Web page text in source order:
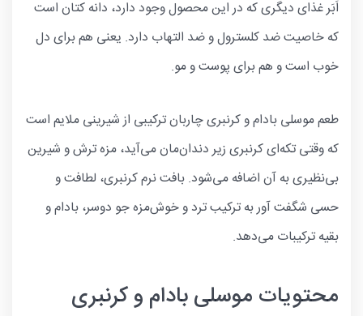
اَبَر غذای دیگری که در این محصول وجود دارد، دانه کتان است
که خاصیت ضد کلسترول و ضد التهاب دارد. یعنی هم برای دل
خوب است و هم برای پوست و مو.
طعم موسلی بادام و کرنبری چاربان ترکیبی از شیرینی ملایم است
که وقتی تکه‌ای کرنبری زیر دندان‌مان می‌آید، مزه ترش و شیرین
بی‌نظیری به آن اضافه می‌شود. بافت نرم کرنبری،‌ لطافت و
حسی شگفت آور به ترکیب ترد و خوش‌مزه جو دوسر، بادام و
بقیه ترکیبات می‌دهد.
محتویات موسلی بادام و کرنبری